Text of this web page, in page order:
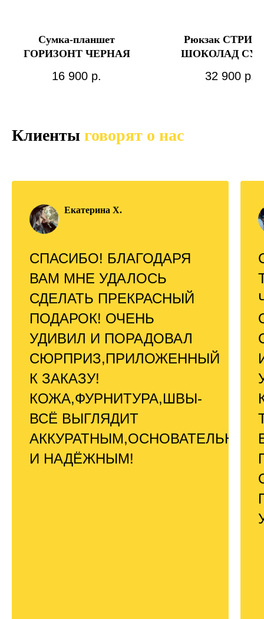
Сумка-планшет
ГОРИЗОНТ ЧЕРНАЯ
16 900 р.
Рюкзак СТРИТ
ШОКОЛАД
32 900 р.
Клиенты говорят о нас
Екатерина Х.
СПАСИБО! БЛАГОДАРЯ
ВАМ МНЕ УДАЛОСЬ
СДЕЛАТЬ ПРЕКРАСНЫЙ
ПОДАРОК! ОЧЕНЬ
УДИВИЛ И ПОРАДОВАЛ
СЮРПРИЗ,ПРИЛОЖЕННЫЙ
К ЗАКАЗУ!
КОЖА,ФУРНИТУРА,ШВЫ-
ВСЁ ВЫГЛЯДИТ
АККУРАТНЫМ,ОСНОВАТЕЛЬНЫМ
И НАДЁЖНЫМ!